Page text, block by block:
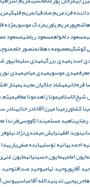
فردمریم صادقیانمریم قلهکی
مریم یاوریمزدک موسویمژده
مسعود دلخواهمسعود ریاضیمسعود
کوشکیمعصومه دهقانمنصور خلج
اسدیمهدی بزرگیمهدی سلیمانپور
مهدی موسویمهدی میامیمهدی نوری
قره‌خانیمهشاد جلالیان مجیدیمهناز
مونا زاهدمونا معافیمیثم
کشاورزمینا میرزاآقانادر ختایینادر
ناهید مسلمیندا کاووسی‌فرندا
نوید افقهنیایش میمندی‌نژاد
احمدیهانیه توسلیهایده صفی‌یاری
امامیهمایون حسینیانهمایون
آقاپوروحید تهامیوحید صداقتوحید
یحیی تدینیدالله آقاعباسییونس